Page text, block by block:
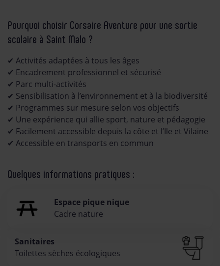
Pourquoi choisir Corsaire Aventure pour une sortie
scolaire à Saint Malo ?
✔ Activités adaptées à tous les âges
✔ Encadrement professionnel et sécurisé
✔ Parc multi-activités
✔ Sensibilisation à l’environnement et à la biodiversité
✔ Programmes sur mesure selon vos objectifs
✔ Une expérience qui allie sport, nature et pédagogie
✔ Facilement accessible depuis la côte et l’Ile et Vilaine
✔ Accessible en transports en commun
Quelques informations pratiques :
Espace pique nique
Cadre nature
Sanitaires
Toilettes sèches écologiques